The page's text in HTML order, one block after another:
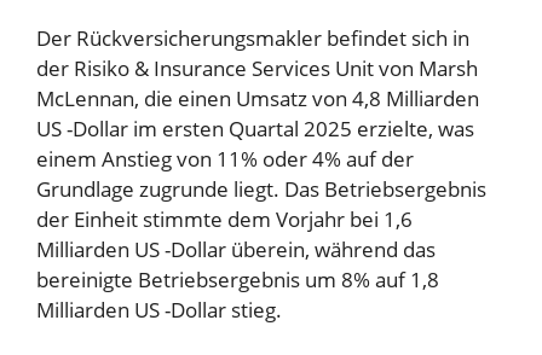
Der Rückversicherungsmakler befindet sich in
der Risiko & Insurance Services Unit von Marsh
McLennan, die einen Umsatz von 4,8 Milliarden
US -Dollar im ersten Quartal 2025 erzielte, was
einem Anstieg von 11% oder 4% auf der
Grundlage zugrunde liegt. Das Betriebsergebnis
der Einheit stimmte dem Vorjahr bei 1,6
Milliarden US -Dollar überein, während das
bereinigte Betriebsergebnis um 8% auf 1,8
Milliarden US -Dollar stieg.